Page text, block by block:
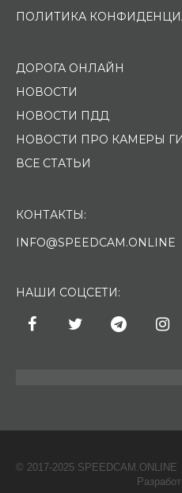
ПОЛИТИКА
ДОРОГА ОНЛАЙН
НОВОСТИ
НОВОСТИ ПДД
НОВОСТИ ПРО КАМЕРЫ
ВСЕ СТАТЬИ
КОНТАКТЫ:
INFO@SPEEDCAM.ONLINE
НАШИ СОЦСЕТИ:
© 2017-2025 SPEEDCAM.ONLINE